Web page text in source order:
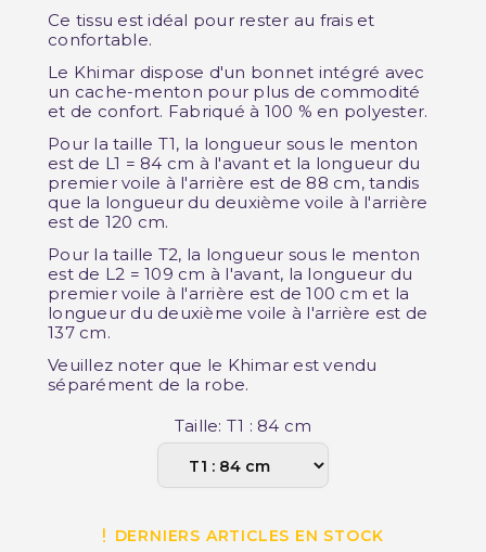
Ce tissu est idéal pour rester au frais et
confortable.
Le Khimar dispose d'un bonnet intégré avec
un cache-menton pour plus de commodité
et de confort. Fabriqué à 100 % en polyester.
Pour la taille T1, la longueur sous le menton
est de L1 = 84 cm à l'avant et la longueur du
premier voile à l'arrière est de 88 cm, tandis
que la longueur du deuxième voile à l'arrière
est de 120 cm.
Pour la taille T2, la longueur sous le menton
est de L2 = 109 cm à l'avant, la longueur du
premier voile à l'arrière est de 100 cm et la
longueur du deuxième voile à l'arrière est de
137 cm.
Veuillez noter que le Khimar est vendu
séparément de la robe.
Taille: T1 : 84 cm
DERNIERS ARTICLES EN STOCK